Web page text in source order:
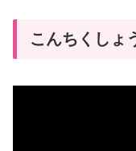
こんちくしょ